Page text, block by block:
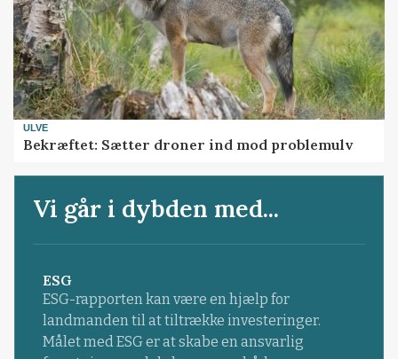
ULVE
Bekræftet: Sætter droner ind mod problemulv
Vi går i dybden med...
ESG
ESG-rapporten kan være en hjælp for
landmanden til at tiltrække investeringer.
Målet med ESG er at skabe en ansvarlig